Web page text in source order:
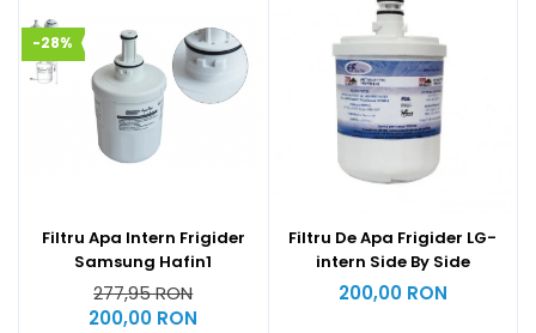
-28%
Filtru Apa Intern Frigider
Samsung Hafin1
277,95 RON
200,00 RON
Filtru De Apa Frigider LG-
intern Side By Side
200,00 RON